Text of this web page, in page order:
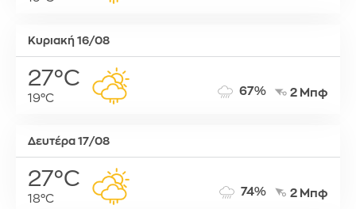
Κυριακή 16/08
27°C
19°C
67% 2 Μπφ
Δευτέρα 17/08
27°C
18°C
74% 2 Μπφ